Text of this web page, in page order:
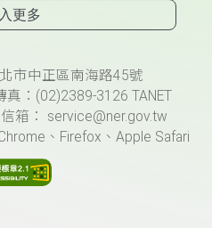
更多
市中正區南海路45號
：(02)2389-3126 TANET
箱： service@ner.gov.tw
、Firefox、Apple Safari